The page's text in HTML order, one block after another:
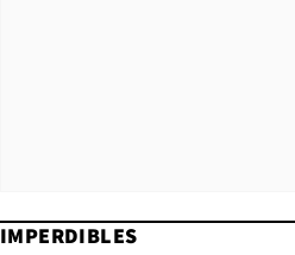
IMPERDIBLES